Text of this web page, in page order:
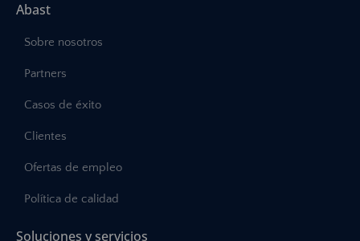
Abast
Sobre nosotros
Partners
Casos de éxito
Clientes
Ofertas de empleo
Política de calidad
Soluciones y servicios